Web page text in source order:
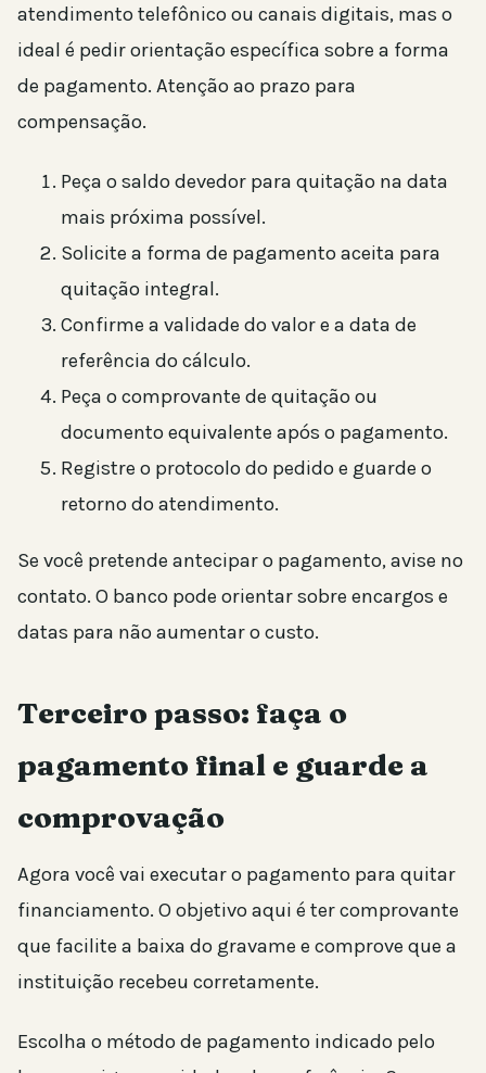
atendimento telefônico ou canais digitais, mas o
ideal é pedir orientação específica sobre a forma
de pagamento. Atenção ao prazo para
compensação.
Peça o saldo devedor para quitação na data
mais próxima possível.
Solicite a forma de pagamento aceita para
quitação integral.
Confirme a validade do valor e a data de
referência do cálculo.
Peça o comprovante de quitação ou
documento equivalente após o pagamento.
Registre o protocolo do pedido e guarde o
retorno do atendimento.
Se você pretende antecipar o pagamento, avise no
contato. O banco pode orientar sobre encargos e
datas para não aumentar o custo.
Terceiro passo: faça o
pagamento final e guarde a
comprovação
Agora você vai executar o pagamento para quitar
financiamento. O objetivo aqui é ter comprovante
que facilite a baixa do gravame e comprove que a
instituição recebeu corretamente.
Escolha o método de pagamento indicado pelo